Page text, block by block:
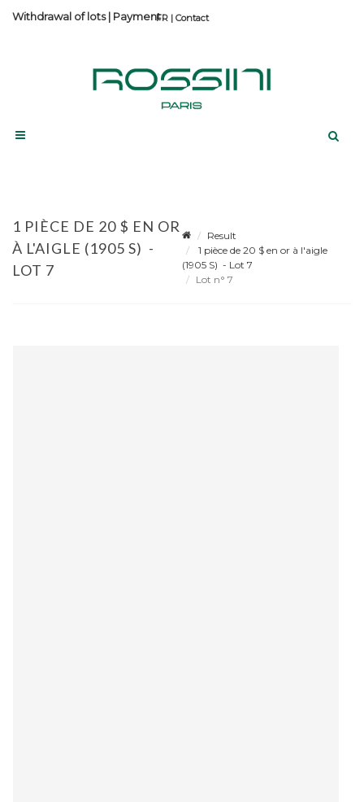
Contact
Withdrawal of lots| Payment
1 PIÈCE DE 20 $ EN OR
À L'AIGLE (1905 S) -
LOT 7
Result
1 pièce de 20 $ en or à l'aigle
(1905 S) - Lot 7
Lot n° 7